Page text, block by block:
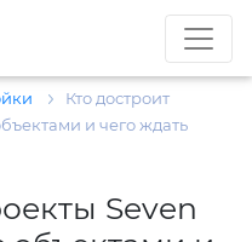
Кто достроит
и чего ждать
Seven